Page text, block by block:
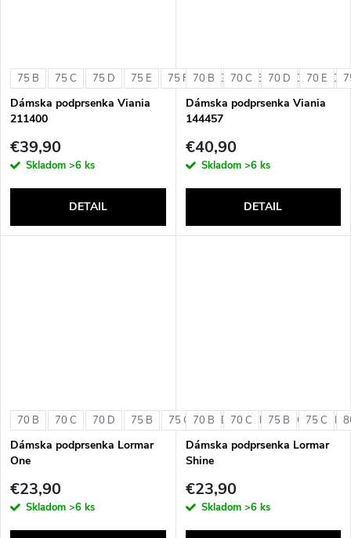
75 B 75 C 75 D 75 E 75 F 75 G 80 B 80 C 80 D
Dámska podprsenka Viania
211400
€39,90
Skladom >6 ks
DETAIL
70 B 70 C 70 D 70 E
Dámska podprsenka Viania
144457
€40,90
Skladom >6 ks
DETAIL
70 B 70 C 70 D 75 B 75 C 75 D 80 B 80 C 80 D
Dámska podprsenka Lormar
One
€23,90
Skladom >6 ks
70 B 70 C 75 B 75 C
Dámska podprsenka Lormar
Shine
€23,90
Skladom >6 ks